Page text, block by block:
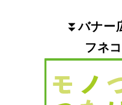
⏬バナー
フネ